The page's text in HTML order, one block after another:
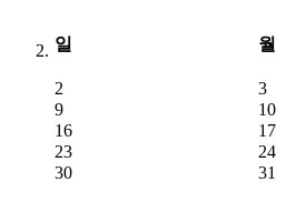
일
월
2
3
9
10
16
17
23
24
30
31